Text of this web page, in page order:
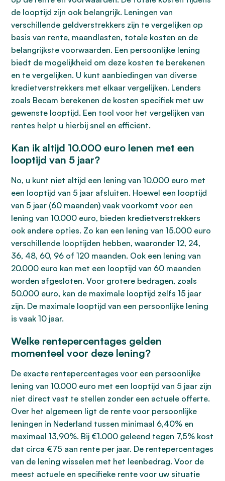
de looptijd zijn ook belangrijk. Leningen van
verschillende geldverstrekkers zijn te vergelijken op
basis van rente, maandlasten, totale kosten en de
belangrijkste voorwaarden. Een persoonlijke lening
biedt de mogelijkheid om deze kosten te berekenen
en te vergelijken. U kunt aanbiedingen van diverse
kredietverstrekkers met elkaar vergelijken. Lenders
zoals Becam berekenen de kosten specifiek met uw
gewenste looptijd. Een tool voor het vergelijken van
rentes helpt u hierbij snel en efficiënt.
Kan ik altijd 10.000 euro lenen met een
looptijd van 5 jaar?
No, u kunt niet altijd een lening van 10.000 euro met
een looptijd van 5 jaar afsluiten. Hoewel een looptijd
van 5 jaar (60 maanden) vaak voorkomt voor een
lening van 10.000 euro, bieden kredietverstrekkers
ook andere opties. Zo kan een lening van 15.000 euro
verschillende looptijden hebben, waaronder 12, 24,
36, 48, 60, 96 of 120 maanden. Ook een lening van
20.000 euro kan met een looptijd van 60 maanden
worden afgesloten. Voor grotere bedragen, zoals
50.000 euro, kan de maximale looptijd zelfs 15 jaar
zijn. De maximale looptijd van een persoonlijke lening
is vaak 10 jaar.
Welke rentepercentages gelden
momenteel voor deze lening?
De exacte rentepercentages voor een persoonlijke
lening van 10.000 euro met een looptijd van 5 jaar zijn
niet direct vast te stellen zonder een actuele offerte.
Over het algemeen ligt de rente voor persoonlijke
leningen in Nederland tussen minimaal 6,40% en
maximaal 13,90%. Bij €1.000 geleend tegen 7,5% kost
dat circa €75 aan rente per jaar. De rentepercentages
van de lening wisselen met het leenbedrag. Voor de
meest actuele en specifieke rente voor uw situatie